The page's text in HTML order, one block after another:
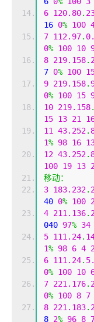
6 120.80.
16 0% 100
7 112.97.
0% 100 10
8 219.158.
7 0% 100
9 219.158.
0% 100 15
10 219.158.
15 13 21
11 43.252.
1% 98 16
12 43.252.
100 19 13
移动：
3 183.232.
40 0% 100
4 211.136.
040 97% 34
5 111.24.
1% 98 6 4
6 111.24.
0% 100 10
7 221.176.
0% 100 8 7
8 221.183.
8 2% 96 8